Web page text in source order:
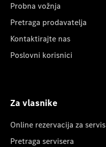
Probna vožnja
Pretraga prodavatelja
Kontaktirajte nas
Poslovni korisnici
Za vlasnike
Online rezervacija za servis
Pretraga servisera